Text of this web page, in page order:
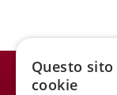
WINE
Questo
cookie